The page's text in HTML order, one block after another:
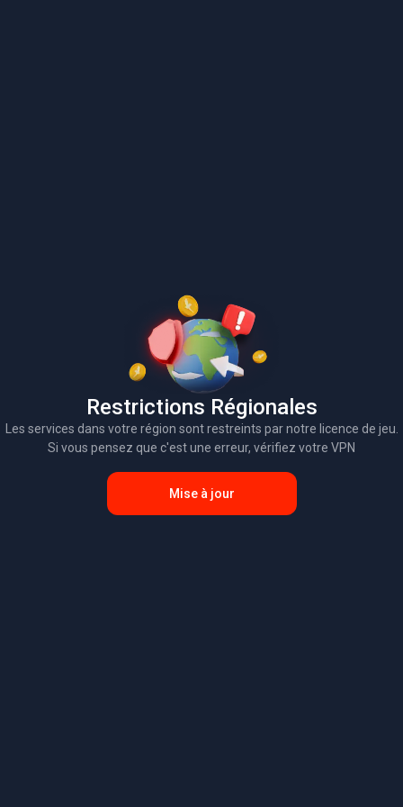
Restrictions Régionales
Les services dans votre région sont restreints par notre licence de jeu.
Si vous pensez que c'est une erreur, vérifiez votre VPN
Mise à jour